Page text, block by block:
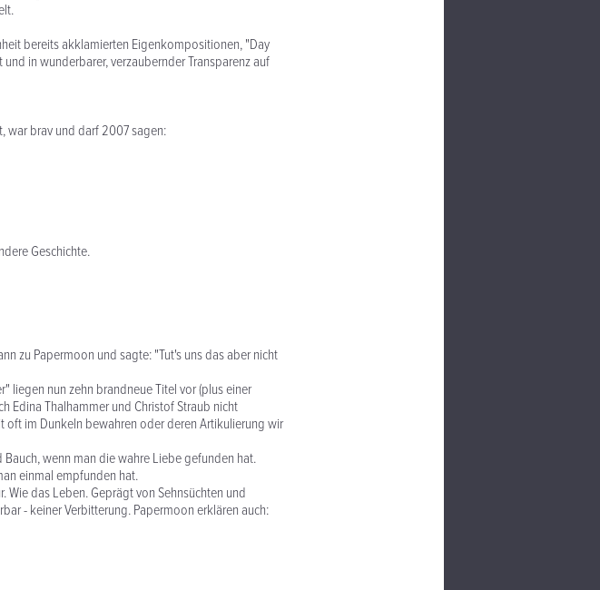
bereits akklamierten Eigenkompositionen, "Day
in wunderbarer, verzaubernder Transparenz auf
war brav und darf 2007 sagen:
Geschichte.
zu Papermoon und sagte: "Tut's uns das aber nicht
liegen nun zehn brandneue Titel vor (plus einer
Edina Thalhammer und Christof Straub nicht
oft im Dunkeln bewahren oder deren Artikulierung wir
wenn man die wahre Liebe gefunden hat.
einmal empfunden hat.
das Leben. Geprägt von Sehnsüchten und
- keiner Verbitterung. Papermoon erklären auch: